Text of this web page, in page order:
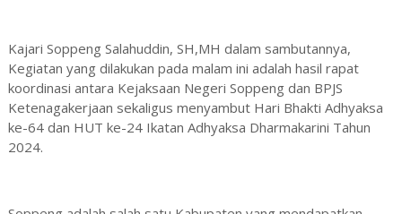
Kajari Soppeng Salahuddin, SH,MH dalam sambutannya,
Kegiatan yang dilakukan pada malam ini adalah hasil rapat
koordinasi antara Kejaksaan Negeri Soppeng dan BPJS
Ketenagakerjaan sekaligus menyambut Hari Bhakti Adhyaksa
ke-64 dan HUT ke-24 Ikatan Adhyaksa Dharmakarini Tahun
2024.